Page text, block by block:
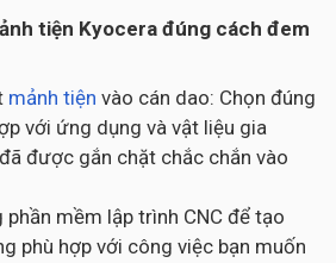
tiện Kyocera đúng cách đem
mảnh tiện vào cán dao: Chọn đúng
với ứng dụng và vật liệu gia
được gắn chặt chắc chắn vào
phần mềm lập trình CNC để tạo
phù hợp với công việc bạn muốn